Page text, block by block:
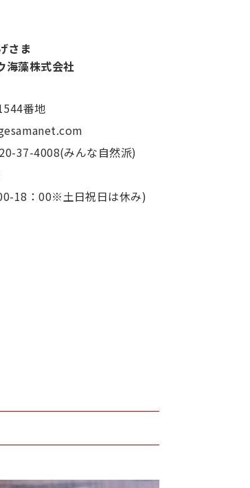
さま
海藻株式会社
番地
37-4008(みんな自然派)
18：00※土日祝日は休み)